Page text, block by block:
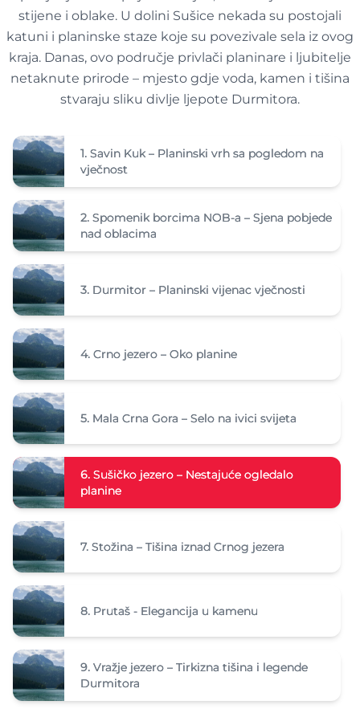
stijene i oblake. U dolini Sušice nekada su postojali
katuni i planinske staze koje su povezivale sela iz ovog
kraja. Danas, ovo područje privlači planinare i ljubitelje
netaknute prirode – mjesto gdje voda, kamen i tišina
stvaraju sliku divlje ljepote Durmitora.
1. Savin Kuk – Planinski vrh sa pogledom na
vječnost
2. Spomenik borcima NOB-a – Sjena pobjede
nad oblacima
3. Durmitor – Planinski vijenac vječnosti
4. Crno jezero – Oko planine
5. Mala Crna Gora – Selo na ivici svijeta
6. Sušičko jezero – Nestajuće ogledalo
planine
7. Stožina – Tišina iznad Crnog jezera
8. Prutaš - Elegancija u kamenu
9. Vražje jezero – Tirkizna tišina i legende
Durmitora